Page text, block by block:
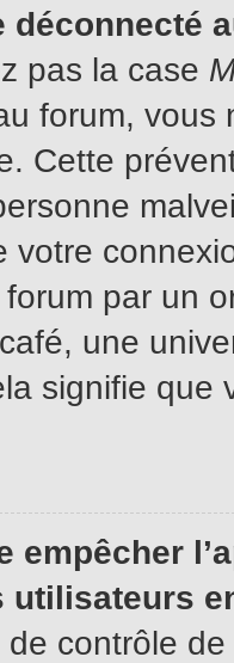
déconnecté
pas la case
forum,
Cette
votre
par un
une
signifie que
empêcher
utilisateurs
contrôle